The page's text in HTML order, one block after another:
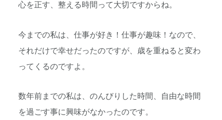
心を正す、整える時間って大切ですからね。
今までの私は、仕事が好き！仕事が趣味！なので、
それだけで幸せだったのですが、歳を重ねると変わ
ってくるのですよ。
数年前までの私は、のんびりした時間、自由な時間
を過ごす事に興味がなかったのです。